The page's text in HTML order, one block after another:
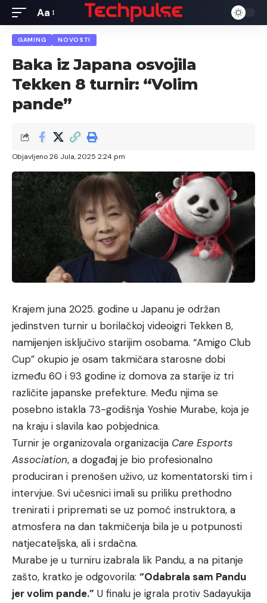
Font
Resizer
Aa
GAMING NOVOSTI
Baka iz Japana osvojila
Tekken 8 turnir: “Volim
pande”
Objavljeno 26 Jula, 2025 2:24 pm
Krajem juna 2025. godine u Japanu je održan
jedinstven turnir u borilačkoj videoigri Tekken 8,
namijenjen isključivo starijim osobama. “Amigo Club
Cup” okupio je osam takmičara starosne dobi
između 60 i 93 godine iz domova za starije iz tri
različite japanske prefekture. Među njima se
posebno istakla 73-godišnja Yoshie Murabe, koja je
na kraju i slavila kao pobjednica.
Turnir je organizovala organizacija Care Esports
Association, a događaj je bio profesionalno
produciran i prenošen uživo, uz komentatorski tim i
intervjue. Svi učesnici imali su priliku prethodno
trenirati i pripremati se uz pomoć instruktora, a
atmosfera na dan takmičenja bila je u potpunosti
natjecateljska, ali i srdačna.
Murabe je u turniru izabrala lik Pandu, a na pitanje
zašto, kratko je odgovorila: “Odabrala sam Pandu
jer volim pande.” U finalu je igrala protiv Sadayukija